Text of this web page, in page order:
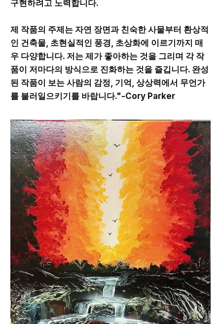
구현하려고 노력합니다.
제 작품의 주제는 자연 장면과 친숙한 사물부터 환상적
인 건축물, 초현실적인 풍경, 초상화에 이르기까지 매
우 다양합니다. 저는 제가 좋아하는 것을 그리며 각 작
품이 저마다의 방식으로 진화하는 것을 즐깁니다. 완성
된 작품이 보는 사람의 감정, 기억, 상상력에서 무언가
를 불러일으키기를 바랍니다."-Cory Parker